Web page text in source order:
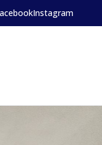
Instagram